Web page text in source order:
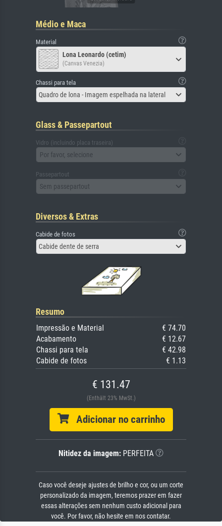
Médio e Maca
Material
Lona Leonardo (cetim)
(Canvas Venezia)
Chassi para tela
Quadro de lona - Imagem espelhada na lateral
Glass & Passepartout
Vidro (incluindo placa traseira)
Por favor, selecione
Passepartout
Sem passepartout
Diversos & Extras
Cabide de fotos
Cabide dente de serra
Resumo
Impressão e Material
€ 74.70
Acabamento
€ 12.67
Chassi para tela
€ 42.98
Cabide de fotos
€ 1.13
€ 131.47
(Enthält 23% MwSt.)
Adicionar no carrinho
Nitidez da imagem: PERFEITA
Caso você deseje ajustes de brilho e cor, ou um corte
personalizado da imagem, teremos prazer em fazer
essas alterações sem nenhum custo adicional para
você. Por favor, não hesite em nos contatar.